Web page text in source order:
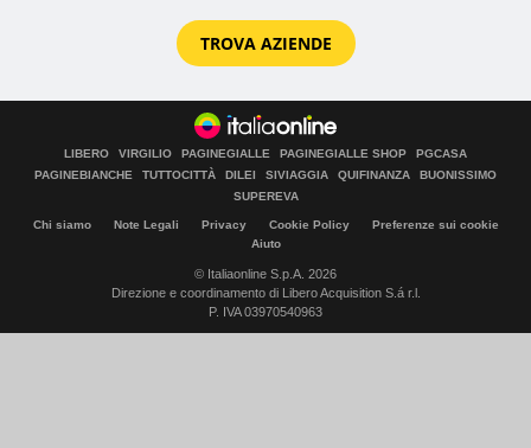
TROVA AZIENDE
LIBERO VIRGILIO PAGINEGIALLE PAGINEGIALLE SHOP
PGCASA
PAGINEBIANCHE
TUTTOCITTÀ DILEI SIVIAGGIA QUIFINANZA
BUONISSIMO
SUPEREVA
Chi siamo Note Legali Privacy Cookie Policy
Preferenze sui cookie
Aiuto
© Italiaonline S.p.A. 2026
Direzione e coordinamento di Libero Acquisition S.á r.l.
P. IVA 03970540963